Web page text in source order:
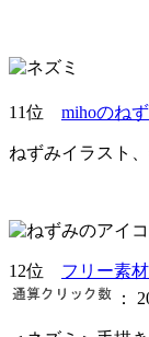
11位 mihoのね
ねずみイラスト
12位 フリー素
：